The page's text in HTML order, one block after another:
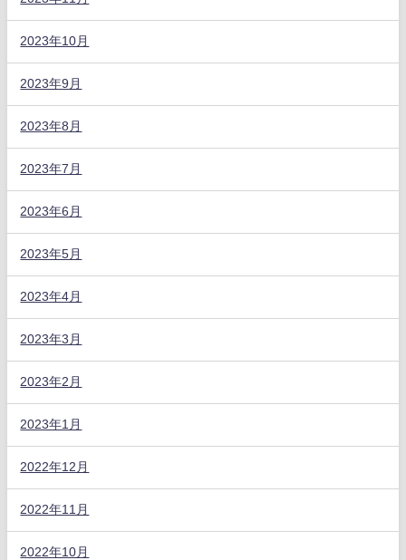
2023年10月
2023年9月
2023年8月
2023年7月
2023年6月
2023年5月
2023年4月
2023年3月
2023年2月
2023年1月
2022年12月
2022年11月
2022年10月